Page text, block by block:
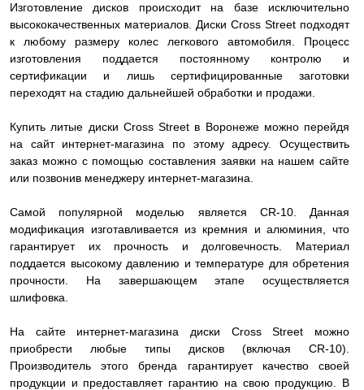
Изготовление дисков происходит на базе исключительно
высококачественных материалов. Диски Cross Street подходят
к любому размеру колес легкового автомобиля. Процесс
изготовления поддается постоянному контролю и
сертификации и лишь сертифицированные заготовки
переходят на стадию дальнейшей обработки и продажи.
Купить литые диски Cross Street в Воронеже можно перейдя
на сайт интернет-магазина по этому адресу. Осуществить
заказ можно с помощью составления заявки на нашем сайте
или позвонив менеджеру интернет-магазина.
Самой популярной моделью является CR-10. Данная
модификация изготавливается из кремния и алюминия, что
гарантирует их прочность и долговечность. Материал
поддается высокому давлению и температуре для обретения
прочности. На завершающем этапе осуществляется
шлифовка.
На сайте интернет-магазина диски Cross Street можно
приобрести любые типы дисков (включая CR-10).
Производитель этого бренда гарантирует качество своей
продукции и предоставляет гарантию на свою продукцию. В